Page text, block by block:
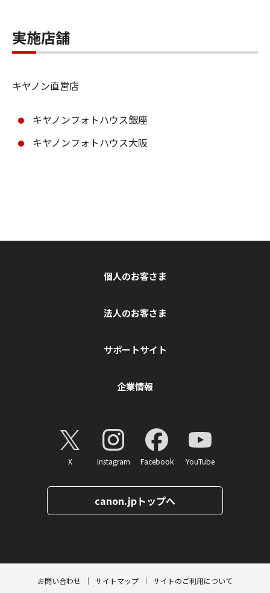
実施店舗
キヤノン直営店
キヤノンフォトハウス銀座
キヤノンフォトハウス大阪
個人のお客さま
法人のお客さま
サポートサイト
企業情報
X Instagram Facebook YouTube
canon.jpトップへ
お問い合わせ サイトマップ
サイトのご利用について